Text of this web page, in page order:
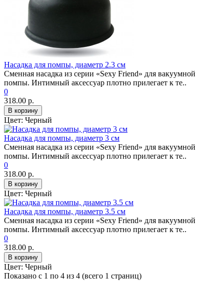
Насадка для помпы, диаметр 2.3 см
Сменная насадка из серии «Sexy Friend» для вакуумной
помпы. Интимный аксессуар плотно прилегает к те..
0
318.00 р.
В корзину
Цвет: Черный
Насадка для помпы, диаметр 3 см
Сменная насадка из серии «Sexy Friend» для вакуумной
помпы. Интимный аксессуар плотно прилегает к те..
0
318.00 р.
В корзину
Цвет: Черный
Насадка для помпы, диаметр 3.5 см
Сменная насадка из серии «Sexy Friend» для вакуумной
помпы. Интимный аксессуар плотно прилегает к те..
0
318.00 р.
В корзину
Цвет: Черный
Показано с 1 по 4 из 4 (всего 1 страниц)